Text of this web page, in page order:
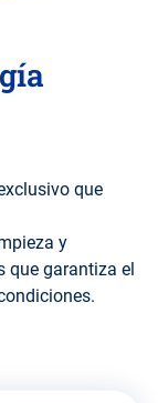
que
y
que garantiza el